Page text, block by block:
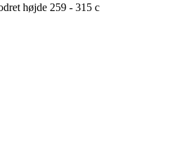
højde 259 - 315 c